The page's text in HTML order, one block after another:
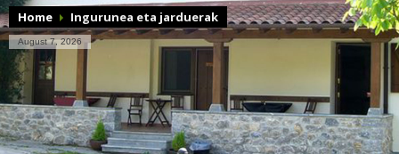
Home Ingurunea eta jarduerak
August 7, 2026